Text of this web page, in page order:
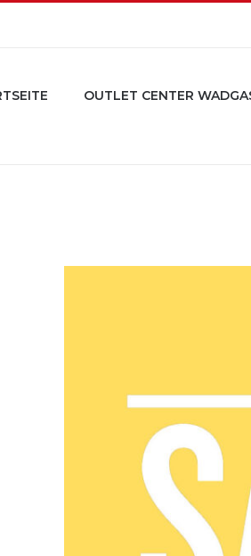
OUTLET CENTER